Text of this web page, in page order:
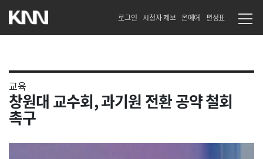
로그인 시청자 제보 온에어 편성표
교육
창원대 교수회, 과기원 전환 공약 철회
촉구